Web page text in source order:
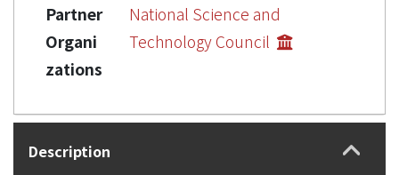
Partner
Organi
zations
National Science and
Technology Council
Description